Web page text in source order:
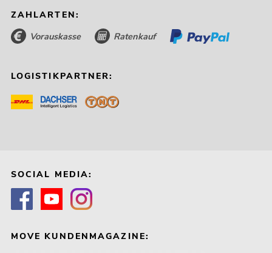
ZAHLARTEN:
Vorauskasse Ratenkauf
LOGISTIKPARTNER:
SOCIAL MEDIA:
MOVE KUNDENMAGAZINE: